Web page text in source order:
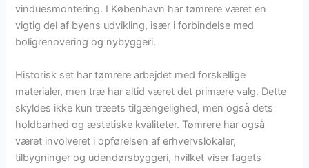
vinduesmontering. I København har tømrere været en
vigtig del af byens udvikling, især i forbindelse med
boligrenovering og nybyggeri.
Historisk set har tømrere arbejdet med forskellige
materialer, men træ har altid været det primære valg. Dette
skyldes ikke kun træets tilgængelighed, men også dets
holdbarhed og æstetiske kvaliteter. Tømrere har også
været involveret i opførelsen af erhvervslokaler,
tilbygninger og udendørsbyggeri, hvilket viser fagets